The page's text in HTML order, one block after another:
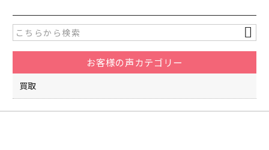
e
b
o
o
k
er
お客様の声カテゴリー
買取